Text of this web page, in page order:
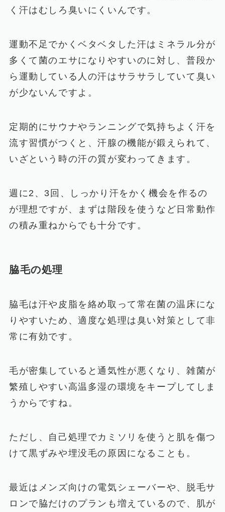
く汗はむしろ臭いにくいんです。
運動不足でかくベタベタした汗はミネラル分が
多くて菌のエサになりやすいのに対し、普段か
ら運動している人の汗はサラサラしていて臭い
が少ないんですよ。
定期的にサウナやランニングで気持ちよく汗を
流す習慣がつくと、汗腺の機能が鍛えられて、
いざという時の汗の質が変わってきます。
週に2、3回、しっかり汗をかく機会を作るの
が理想ですが、まずは階段を使うなど日常動作
の積み重ねからでも十分です。
脇毛の処理
脇毛は汗や皮脂を絡め取って常在菌の温床にな
りやすいため、適度な処理は臭い対策として非
常に有効です。
毛が密集していると通気性が悪くなり、雑菌が
繁殖しやすい高温多湿の環境をキープしてしま
うからですね。
ただし、自己処理でカミソリを使うと肌を傷つ
けて黒ずみや埋没毛の原因になることも。
最近はメンズ向けの電気シェーバーや、脱毛サ
ロンで脇だけのプランも増えているので、肌が